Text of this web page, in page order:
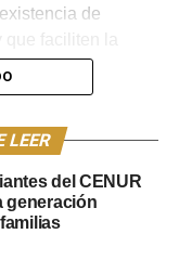
de
Ley para crear
tengamos un
El Intendente
LEER
del CENUR
generación